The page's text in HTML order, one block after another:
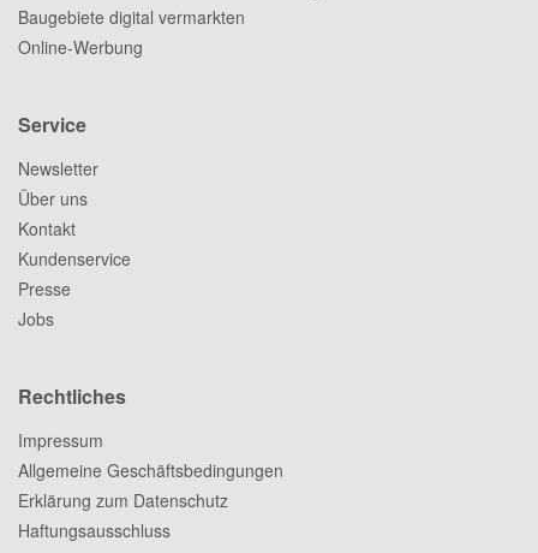
Baugebiete digital vermarkten
Online-Werbung
Service
Newsletter
Über uns
Kontakt
Kundenservice
Presse
Jobs
Rechtliches
Impressum
Allgemeine Geschäftsbedingungen
Erklärung zum Datenschutz
Haftungsausschluss